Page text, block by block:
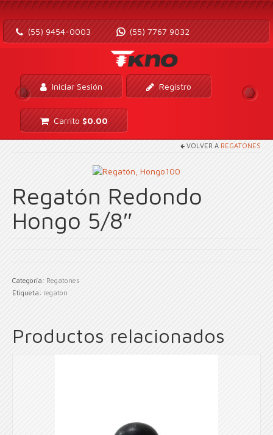
(55) 9454-0003 (55) 7767 9032
Iniciar Sesión Registro
Carrito $0.00
VOLVER A REGATONES
Regatón Redondo
Hongo 5/8″
Categoría: Regatones
Etiqueta: regaton
Productos relacionados